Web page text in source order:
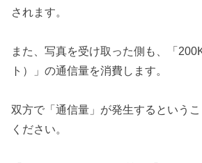
されます。
また、写真を受け取った側も、「
ト）」の通信量を消費します。
双方で「通信量」が発生するという
ください。